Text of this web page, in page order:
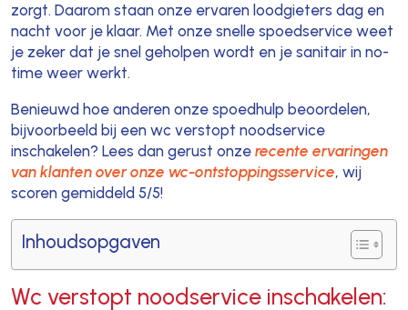
zorgt. Daarom staan onze ervaren loodgieters dag en
nacht voor je klaar. Met onze snelle spoedservice weet
je zeker dat je snel geholpen wordt en je sanitair in no-
time weer werkt.
Benieuwd hoe anderen onze spoedhulp beoordelen,
bijvoorbeeld bij een wc verstopt noodservice
inschakelen? Lees dan gerust onze recente ervaringen
van klanten over onze wc-ontstoppingsservice, wij
scoren gemiddeld 5/5!
Inhoudsopgaven
Wc verstopt noodservice inschakelen: